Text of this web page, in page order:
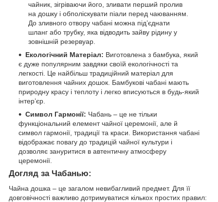
чайник, зігріваючи його, зливати перший пролив
на дошку і обполіскувати піали перед чаюванням.
До зливного отвору чабані можна під’єднати
шланг або трубку, яка відводить зайву рідину у
зовнішній резервуар.
Екологічний Матеріал: Виготовлена з бамбука, який
є дуже популярним завдяки своїй екологічності та
легкості. Це найбільш традиційний матеріал для
виготовлення чайних дошок. Бамбукові чабані мають
природну красу і теплоту і легко вписуються в будь-який
інтер’єр.
Символ Гармонії: Чабань – це не тільки
функціональний елемент чайної церемонії, але й
символ гармонії, традиції та краси. Використання чабані
відображає повагу до традицій чайної культури і
дозволяє зануритися в автентичну атмосферу
церемонії.
Догляд за Чабанью:
Чайна дошка – це загалом невибагливий предмет. Для її
довговічності важливо дотримуватися кількох простих правил: